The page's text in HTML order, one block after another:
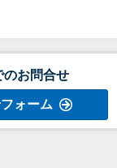
のお問合せ
ォーム